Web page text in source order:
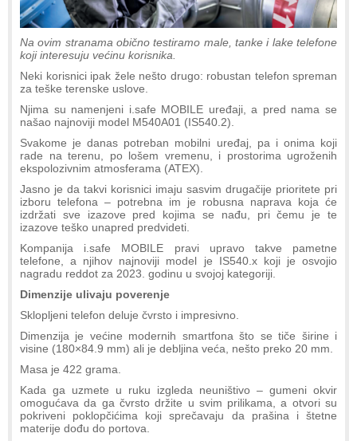
Na ovim stranama obično testiramo male, tanke i lake telefone
koji interesuju većinu korisnika.
Neki korisnici ipak žele nešto drugo: robustan telefon spreman
za teške terenske uslove.
Njima su namenjeni i.safe MOBILE uređaji, a pred nama se
našao najnoviji model M540A01 (IS540.2).
Svakome je danas potreban mobilni uređaj, pa i onima koji
rade na terenu, po lošem vremenu, i prostorima ugroženih
ekspolozivnim atmosferama (ATEX).
Jasno je da takvi korisnici imaju sasvim drugačije prioritete pri
izboru telefona – potrebna im je robusna naprava koja će
izdržati sve izazove pred kojima se nađu, pri čemu je te
izazove teško unapred predvideti.
Kompanija i.safe MOBILE pravi upravo takve pametne
telefone, a njihov najnoviji model je IS540.x koji je osvojio
nagradu reddot za 2023. godinu u svojoj kategoriji.
Dimenzije ulivaju poverenje
Sklopljeni telefon deluje čvrsto i impresivno.
Dimenzija je većine modernih smartfona što se tiče širine i
visine (180×84.9 mm) ali je debljina veća, nešto preko 20 mm.
Masa je 422 grama.
Kada ga uzmete u ruku izgleda neuništivo – gumeni okvir
omogućava da ga čvrsto držite u svim prilikama, a otvori su
pokriveni poklopčićima koji sprečavaju da prašina i štetne
materije dođu do portova.